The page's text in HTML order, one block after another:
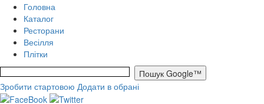
Головна
Каталог
Ресторани
Весілля
Плітки
Зробити стартовою Додати в обрані